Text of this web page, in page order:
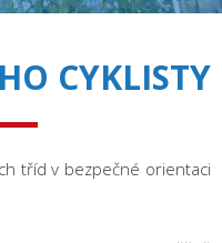
CYKLISTY
tříd v bezpečné orientaci